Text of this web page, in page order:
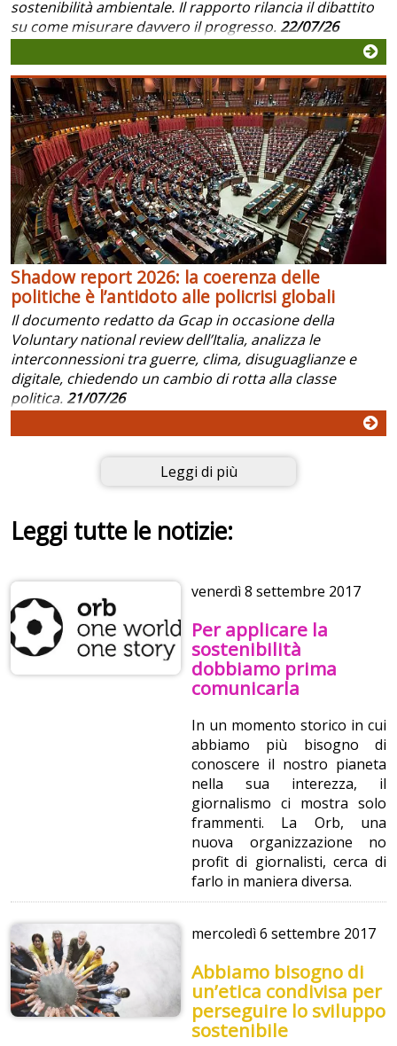
sostenibilità ambientale. Il rapporto rilancia il dibattito
su come misurare davvero il progresso.22/07/26
Shadow report 2026: la coerenza delle
politiche è l’antidoto alle policrisi globali
Il documento redatto da Gcap in occasione della
Voluntary national review dell’Italia, analizza le
interconnessioni tra guerre, clima, disuguaglianze e
digitale, chiedendo un cambio di rotta alla classe
politica.21/07/26
Leggi di più
Leggi tutte le notizie:
venerdì8 settembre 2017
Per applicare la
sostenibilità
dobbiamo prima
comunicarla
In un momento storico in cui
abbiamo più bisogno di
conoscere il nostro pianeta
nella sua interezza, il
giornalismo ci mostra solo
frammenti. La Orb, una
nuova organizzazione no
profit di giornalisti, cerca di
farlo in maniera diversa.
mercoledì6 settembre 2017
Abbiamo bisogno di
un’etica condivisa per
perseguire lo sviluppo
sostenibile